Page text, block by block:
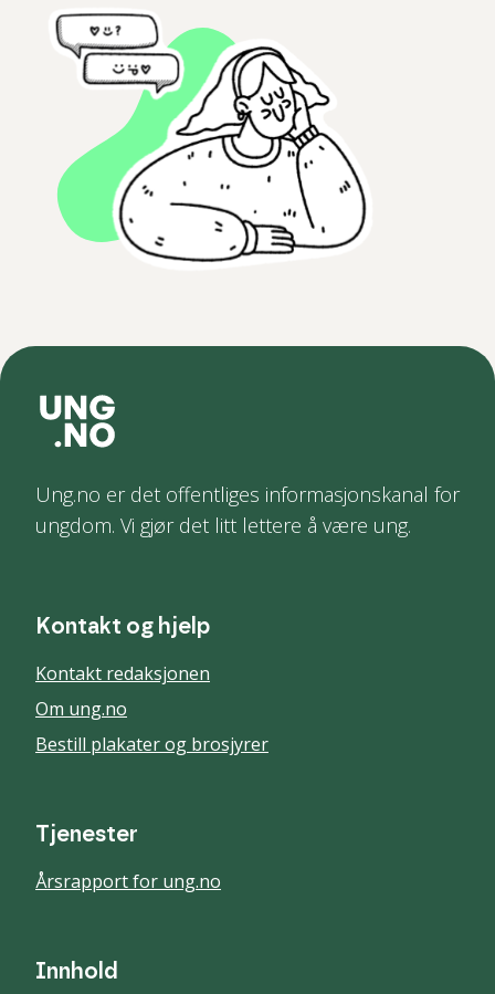
Ung.no er det offentliges informasjonskanal for
ungdom. Vi gjør det litt lettere å være ung.
Kontakt og hjelp
Kontakt redaksjonen
Om ung.no
Bestill plakater og brosjyrer
Tjenester
Årsrapport for ung.no
Innhold